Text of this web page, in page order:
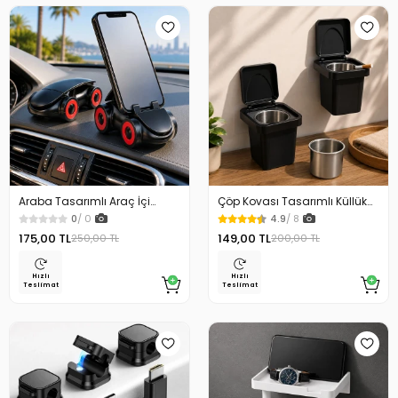
Araba Tasarımlı Araç İçi
Telefon Tutucu 360 Dönebilen
Ayarlı
0/ 0
175,00 TL250,00 TL
Hızlı
Teslimat
Çöp Kovası Tasarımlı Küllük
Duvar Masaüstü ve Araç İçin
Uygun Kullanım
4.9/ 8
149,00 TL200,00 TL
Hızlı
Teslimat